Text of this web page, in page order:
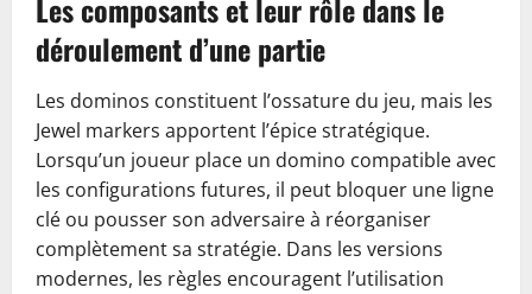
Les composants et leur rôle dans le
déroulement d’une partie
Les dominos constituent l’ossature du jeu, mais les
Jewel markers apportent l’épice stratégique.
Lorsqu’un joueur place un domino compatible avec
les configurations futures, il peut bloquer une ligne
clé ou pousser son adversaire à réorganiser
complètement sa stratégie. Dans les versions
modernes, les règles encouragent l’utilisation